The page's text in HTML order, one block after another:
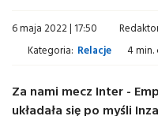
6 maja 2022 | 17:50
Kategoria: Relacje 4 min.
Za nami mecz Inter -
układała się po myśli